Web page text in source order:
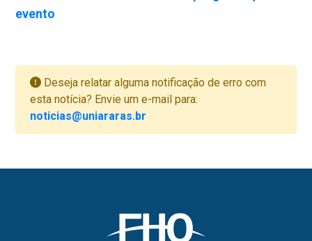
evento
Deseja relatar alguma notificação de erro com
esta notícia? Envie um e-mail para:
noticias@uniararas.br